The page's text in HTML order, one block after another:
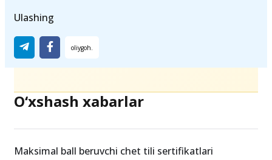
Ulashing
O‘xshash xabarlar
Maksimal ball beruvchi chet tili sertifikatlari